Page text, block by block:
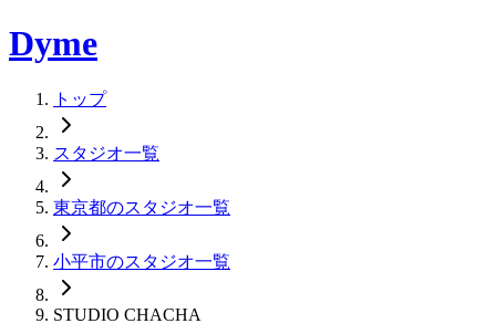
Dyme
トップ
スタジオ一覧
東京都のスタジオ一覧
小平市のスタジオ一覧
STUDIO CHACHA